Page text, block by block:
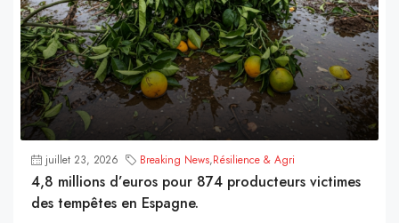
juillet 23, 2026 Breaking News,Résilience & Agri
4,8 millions d’euros pour 874 producteurs victimes
des tempêtes en Espagne.